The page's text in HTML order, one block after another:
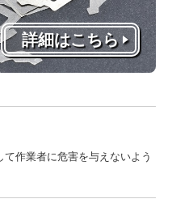
詳細はこちら
作業者に危害を与えないよう